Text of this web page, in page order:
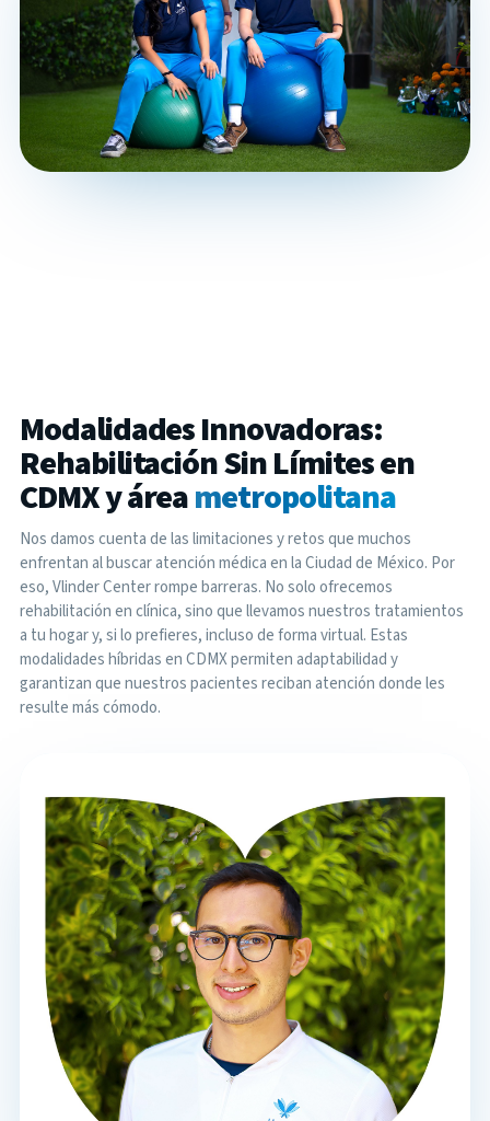
Modalidades Innovadoras:
Rehabilitación Sin Límites en
CDMX y áreametropolitana
Nos damos cuenta de las limitaciones y retos que muchos
enfrentan al buscar atención médica en la Ciudad de México. Por
eso, Vlinder Center rompe barreras. No solo ofrecemos
rehabilitación en clínica, sino que llevamos nuestros tratamientos
a tu hogar y, si lo prefieres, incluso de forma virtual. Estas
modalidades híbridas en CDMX permiten adaptabilidad y
garantizan que nuestros pacientes reciban atención donde les
resulte más cómodo.